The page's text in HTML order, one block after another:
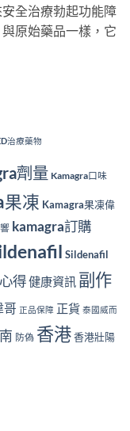
全治療勃起功能障
原始藥品一樣，它
治療藥物
劑量 Kamagra口味
凍 Kamagra果凍偉
kamagra訂購
Sildenafil
得健康資訊 副作
哥 正品保障 正貨 泰國威而
防偽 香港香港壯陽